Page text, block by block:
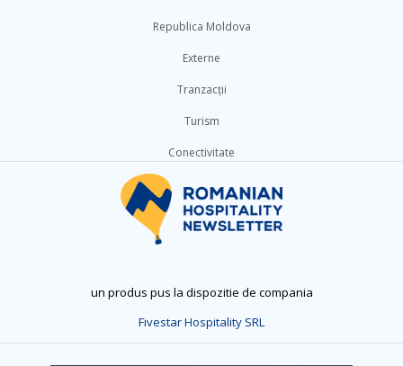
Republica Moldova
Externe
Tranzacții
Turism
Conectivitate
un produs pus la dispozitie de compania
Fivestar Hospitality SRL